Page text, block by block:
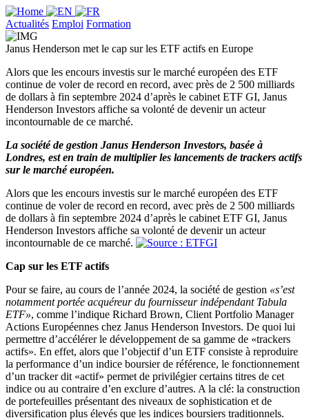
Actualités Emploi Formation
Janus Henderson met le cap sur les ETF actifs en Europe
Alors que les encours investis sur le marché européen des ETF
continue de voler de record en record, avec près de 2 500 milliards
de dollars à fin septembre 2024 d’après le cabinet ETF GI, Janus
Henderson Investors affiche sa volonté de devenir un acteur
incontournable de ce marché.
La société de gestion Janus Henderson Investors, basée à
Londres, est en train de multiplier les lancements de trackers actifs
sur le marché européen.
Alors que les encours investis sur le marché européen des ETF
continue de voler de record en record, avec près de 2 500 milliards
de dollars à fin septembre 2024 d’après le cabinet ETF GI, Janus
Henderson Investors affiche sa volonté de devenir un acteur
incontournable de ce marché.
Cap sur les ETF actifs
Pour se faire, au cours de l’année 2024, la société de gestion «s’est
notamment portée acquéreur du fournisseur indépendant Tabula
ETF», comme l’indique Richard Brown, Client Portfolio Manager
Actions Européennes chez Janus Henderson Investors. De quoi lui
permettre d’accélérer le développement de sa gamme de «trackers
actifs». En effet, alors que l’objectif d’un ETF consiste à reproduire
la performance d’un indice boursier de référence, le fonctionnement
d’un tracker dit «actif» permet de privilégier certains titres de cet
indice ou au contraire d’en exclure d’autres. A la clé: la construction
de portefeuilles présentant des niveaux de sophistication et de
diversification plus élevés que les indices boursiers traditionnels.